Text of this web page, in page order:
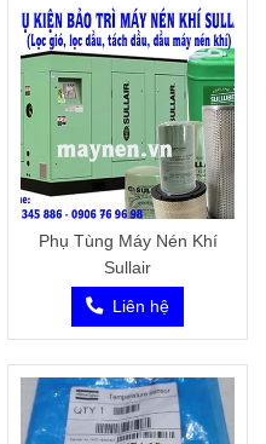
Phụ Tùng Máy Nén Khí
Sullair
Liên hệ